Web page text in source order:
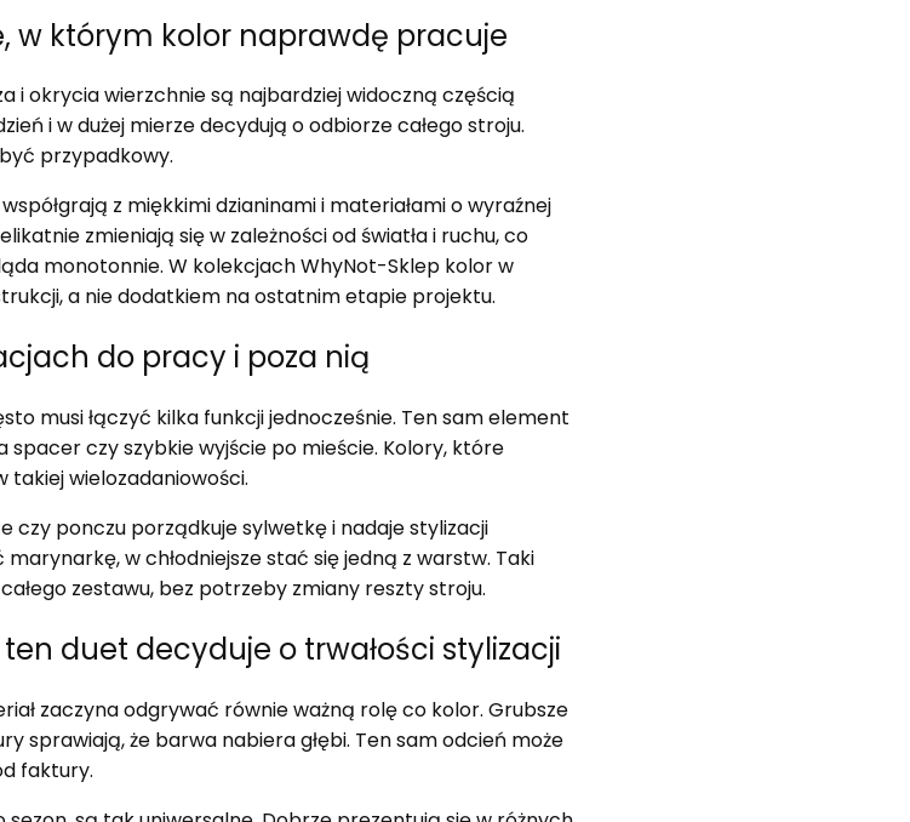
w którym kolor naprawdę pracuje
i okrycia wierzchnie są najbardziej widoczną częścią
i w dużej mierze decydują o odbiorze całego stroju.
przypadkowy.
z miękkimi dzianinami i materiałami o wyraźnej
zmieniają się w zależności od światła i ruchu, co
monotonnie. W kolekcjach WhyNot-Sklep kolor w
a nie dodatkiem na ostatnim etapie projektu.
do pracy i poza nią
musi łączyć kilka funkcji jednocześnie. Ten sam element
czy szybkie wyjście po mieście. Kolory, które
takiej wielozadaniowości.
czy ponczu porządkuje sylwetkę i nadaje stylizacji
w chłodniejsze stać się jedną z warstw. Taki
zestawu, bez potrzeby zmiany reszty stroju.
duet decyduje o trwałości stylizacji
zaczyna odgrywać równie ważną rolę co kolor. Grubsze
sprawiają, że barwa nabiera głębi. Ten sam odcień może
faktury.